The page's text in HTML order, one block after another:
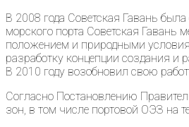
В 2008 года Советская Гавань
морского порта Советская Гавань
положением и природными
разработку концепции создания и
В 2010 году возобновил свою
Согласно Постановлению
зон, в том числе портовой ОЭЗ на